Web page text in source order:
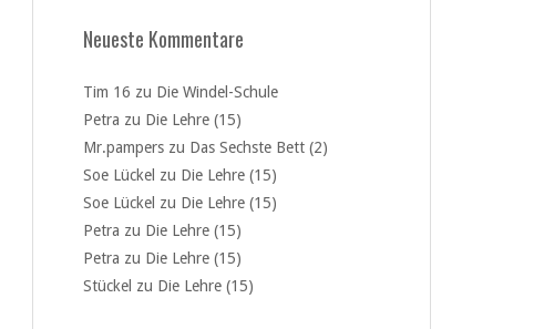
Neueste Kommentare
Tim 16 zu Die Windel-Schule
Petra zu Die Lehre (15)
Mr.pampers zu Das Sechste Bett (2)
Soe Lückel zu Die Lehre (15)
Soe Lückel zu Die Lehre (15)
Petra zu Die Lehre (15)
Petra zu Die Lehre (15)
Stückel zu Die Lehre (15)